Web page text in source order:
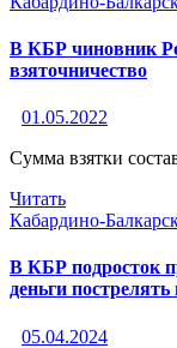
В КБР чиновник
взяточничество
01.05.2022
Сумма взятки
Читать
Кабардино-
В КБР подросток
деньги
05.04.2024